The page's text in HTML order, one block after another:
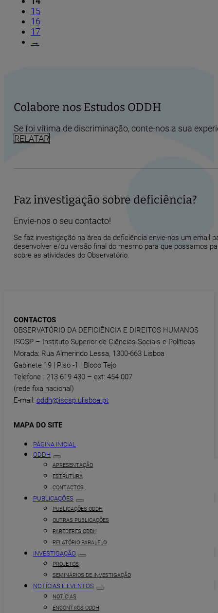
15
16
17
→
Colabore nos Estudos ODDH
Se foi vítima de discriminação, conte-nos a sua
RELATAR
Faz investigação sobre deficiência?
Envie-nos o seu contacto!
Se faz investigação na área da deficiência envie-nos um
desenvolver e/ou versão final do mesmo para que possamos
sobre as atividades do Observatório.
CONTACTOS
OBSERVATÓRIO DA DEFICIÊNCIA E DIREITOS HUMANOS
ISCSP – Instituto Superior de Ciências Sociais e Políticas
Morada: Rua Almerindo Lessa, 1300-663 Lisboa
Gabinete 19 | Piso -1 | Bloco Tejo
Telefone : 213 619 430 – ext: 454 007
(rede fixa nacional)
E-mail: oddh@iscsp.ulisboa.pt
MAPA DO SITE
PÁGINA INICIAL
ODDH
APRESENTAÇÃO
ESTRUTURA
CONTACTOS
PUBLICAÇÕES
PUBLICAÇÕES ODDH
OUTRAS PUBLICAÇÕES
PARECERES ODDH
RELATÓRIO PARALELO
INVESTIGAÇÃO
PROJETOS
SEMINÁRIOS DE INVESTIGAÇÃO
NOTÍCIAS E EVENTOS
NOTÍCIAS
ENCONTROS ODDH